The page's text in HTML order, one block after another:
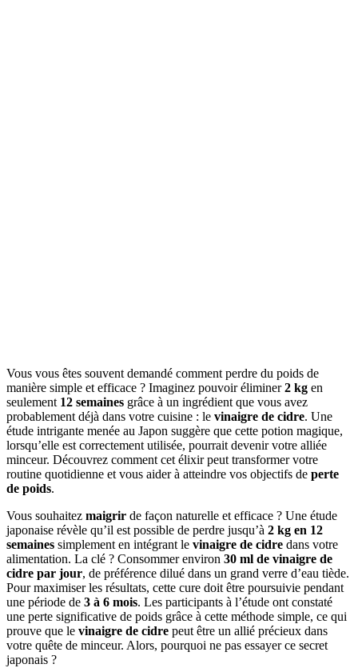
Vous vous êtes souvent demandé comment perdre du poids de
manière simple et efficace ? Imaginez pouvoir éliminer2 kg en
seulement 12 semaines grâce à un ingrédient que vous avez
probablement déjà dans votre cuisine : le vinaigre de cidre. Une
étude intrigante menée au Japon suggère que cette potion magique,
lorsqu’elle est correctement utilisée, pourrait devenir votre alliée
minceur. Découvrez comment cet élixir peut transformer votre
routine quotidienne et vous aider à atteindre vos objectifs de perte
de poids.
Vous souhaitez maigrir de façon naturelle et efficace ? Une étude
japonaise révèle qu’il est possible de perdre jusqu’à 2 kg en 12
semaines simplement en intégrant le vinaigre de cidre dans votre
alimentation. La clé ? Consommer environ 30 ml de vinaigre de
cidre par jour, de préférence dilué dans un grand verre d’eau tiède.
Pour maximiser les résultats, cette cure doit être poursuivie pendant
une période de 3 à 6 mois. Les participants à l’étude ont constaté
une perte significative de poids grâce à cette méthode simple, ce qui
prouve que le vinaigre de cidre peut être un allié précieux dans
votre quête de minceur. Alors, pourquoi ne pas essayer ce secret
japonais ?